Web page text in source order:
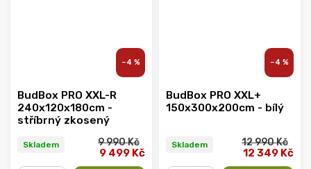
–4 %
BudBox PRO XXL-R
240x120x180cm -
stříbrný zkosený
Skladem 9 990 Kč
9 499 Kč
–4 %
BudBox PRO XXL+
150x300x200cm - bílý
Skladem 12 990 Kč
12 349 Kč